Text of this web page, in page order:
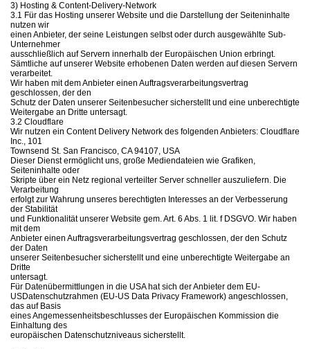
3) Hosting & Content-Delivery-Network
3.1 Für das Hosting unserer Website und die Darstellung der Seiteninhalte
nutzen wir
einen Anbieter, der seine Leistungen selbst oder durch ausgewählte Sub-
Unternehmer
ausschließlich auf Servern innerhalb der Europäischen Union erbringt.
Sämtliche auf unserer Website erhobenen Daten werden auf diesen Servern
verarbeitet.
Wir haben mit dem Anbieter einen Auftragsverarbeitungsvertrag
geschlossen, der den
Schutz der Daten unserer Seitenbesucher sicherstellt und eine unberechtigte
Weitergabe an Dritte untersagt.
3.2 Cloudflare
Wir nutzen ein Content Delivery Network des folgenden Anbieters: Cloudflare
Inc., 101
Townsend St. San Francisco, CA 94107, USA
Dieser Dienst ermöglicht uns, große Mediendateien wie Grafiken,
Seiteninhalte oder
Skripte über ein Netz regional verteilter Server schneller auszuliefern. Die
Verarbeitung
erfolgt zur Wahrung unseres berechtigten Interesses an der Verbesserung
der Stabilität
und Funktionalität unserer Website gem. Art. 6 Abs. 1 lit. f DSGVO. Wir haben
mit dem
Anbieter einen Auftragsverarbeitungsvertrag geschlossen, der den Schutz
der Daten
unserer Seitenbesucher sicherstellt und eine unberechtigte Weitergabe an
Dritte
untersagt.
Für Datenübermittlungen in die USA hat sich der Anbieter dem EU-
USDatenschutzrahmen (EU-US Data Privacy Framework) angeschlossen,
das auf Basis
eines Angemessenheitsbeschlusses der Europäischen Kommission die
Einhaltung des
europäischen Datenschutzniveaus sicherstellt.